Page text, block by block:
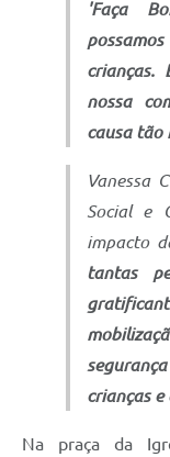
'Faça
crianças.
nossa
causa tão
Vanessa
Social e
impacto
tantas
crianças e
Na praça da